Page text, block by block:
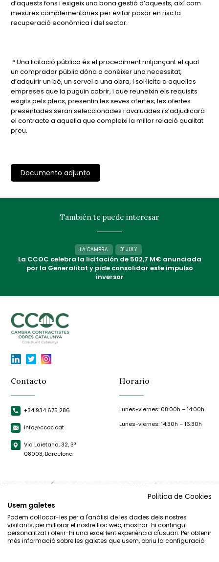
d’aquests fons i exigeix una bona gestió d’aquests, així com
mesures complementàries per evitar posar en risc la
recuperació econòmica i del sector.
* Una licitació pública és el procediment mitjançant el qual
un comprador públic dóna a conèixer una necessitat,
d’adquirir un bé, un servei o una obra, i sol·licita a aquelles
empreses que la puguin cobrir, i que reuneixin els requisits
exigits pels plecs, presentin les seves ofertes; les ofertes
presentades seran seleccionades i avaluades i s’adjudicarà
el contracte a aquella que compleixi la millor relació qualitat
preu.
Documento adjunto
También te puede interesar
LA CAMBRA 31 JULY
La CCOC celebra la licitación de 502,7 M€ anunciada
por la Generalitat y pide consolidar este impulso
inversor
Contacto
+34 934 675 286
info@ccoc.cat
Via Laietana, 32, 3ª
08003, Barcelona
Horario
Lunes-viernes: 08:00h – 14:00h
Lunes-viernes: 14:30h – 16:30h
Politica de Cookies
Usem galetes
Podem col·locar-les per a l'anàlisi de les dades dels nostres
visitants, per millorar el nostre lloc web, mostrar-hi contingut
personalitzat i oferir-hi una excel·lent experiència d'usuari. Per obtenir
més informació sobre les galetes que usem, obriu la configuració.